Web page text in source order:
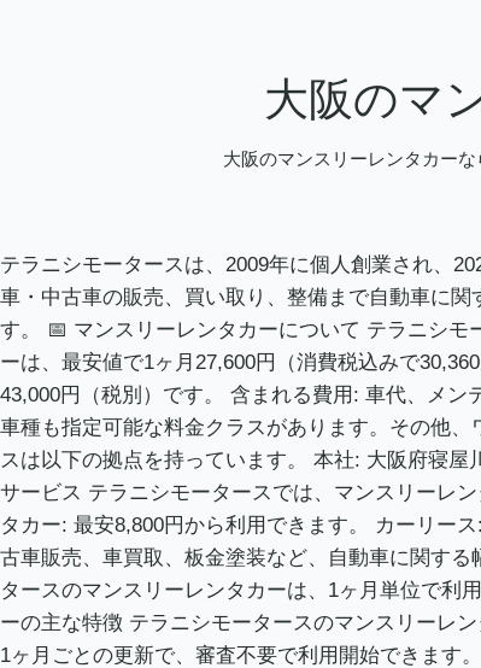
大阪のマ
大阪のマンスリーレンタカー
テラニシモータースは、2009年に個人創業され、
車・中古車の販売、買い取り、整備まで自動車に
す。 📅 マンスリーレンタカーについて テラニシ
ーは、最安値で1ヶ月27,600円（消費税込みで
43,000円（税別）です。 含まれる費用: 車代、メ
車種も指定可能な料金クラスがあります。その他
スは以下の拠点を持っています。 本社: 大阪府寝
サービス テラニシモータースでは、マンスリーレ
タカー: 最安8,800円から利用できます。 カーリー
古車販売、車買取、板金塗装など、自動車に関す
タースのマンスリーレンタカーは、1ヶ月単位で利
ーの主な特徴 テラニシモータースのマンスリーレ
1ヶ月ごとの更新で、審査不要で利用開始できます